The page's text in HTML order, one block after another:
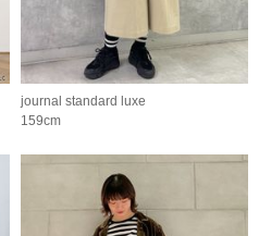
journal standard luxe
159cm